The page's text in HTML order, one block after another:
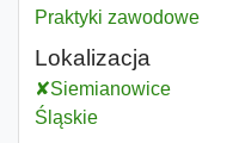
Praktyki zawodowe
Lokalizacja
Siemianowice
Śląskie